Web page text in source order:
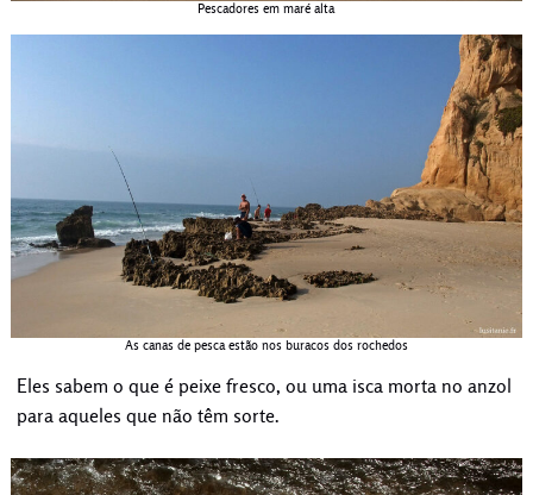
Pescadores em maré alta
As canas de pesca estão nos buracos dos rochedos
Eles sabem o que é peixe fresco, ou uma isca morta no anzol
para aqueles que não têm sorte.